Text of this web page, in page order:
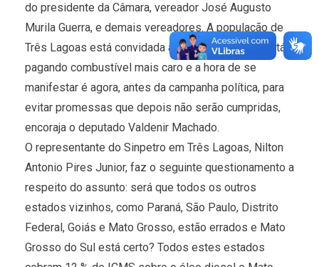
do presidente da Câmara, vereador José Augusto
Murila Guerra, e demais vereadores. A população de
Três Lagoas está convidada a participar porque está
pagando combustível mais caro e a hora de se
manifestar é agora, antes da campanha política, para
evitar promessas que depois não serão cumpridas,
encoraja o deputado Valdenir Machado.
O representante do Sinpetro em Três Lagoas, Nilton
Antonio Pires Junior, faz o seguinte questionamento a
respeito do assunto: será que todos os outros
estados vizinhos, como Paraná, São Paulo, Distrito
Federal, Goiás e Mato Grosso, estão errados e Mato
Grosso do Sul está certo? Todos estes estados